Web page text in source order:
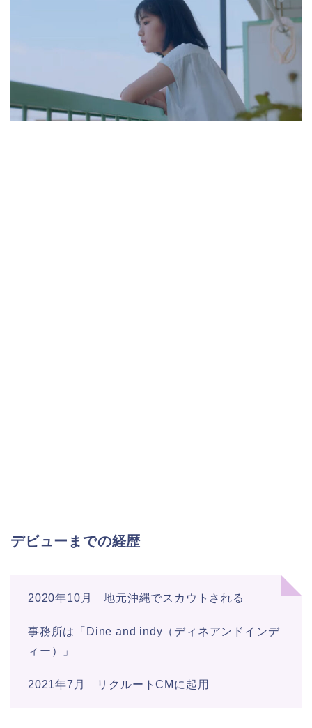
デビューまでの経歴
2020年10月 地元沖縄でスカウトされる
事務所は「Dine and indy（ディネアンドインデ
ィー）」
2021年7月 リクルートCMに起用